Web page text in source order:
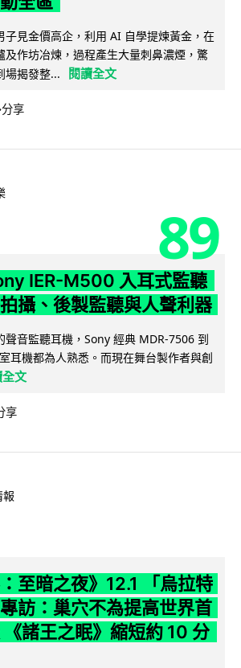
子見金價高企，利用 AI 自學提煉黃金，在
及作坊冶煉，過程產生大量刺鼻濃煙，驚
場揭發整...
閱讀全文
分享
89
IER-M500 入耳式監聽
攝、後製監聽與人聲利器
聲音監聽耳機，Sony 經典 MDR-7506 到
耳機都為人熟悉。而現在舞台製作者與創
全文
享
報
至暗之夜》12.1 「烏拉特
訪：巢穴不為提高世界首
諸王之眠》縮短約 10 分